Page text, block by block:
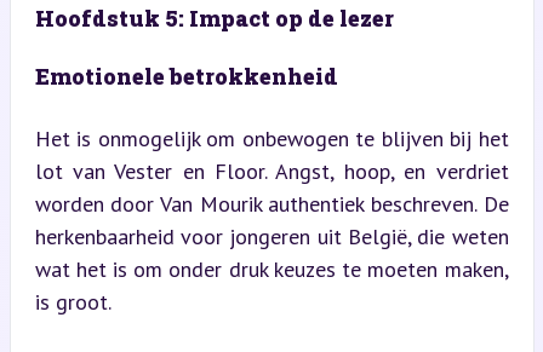
Hoofdstuk 5: Impact op de lezer
Emotionele betrokkenheid
Het is onmogelijk om onbewogen te blijven bij het
lot van Vester en Floor. Angst, hoop, en verdriet
worden door Van Mourik authentiek beschreven. De
herkenbaarheid voor jongeren uit België, die weten
wat het is om onder druk keuzes te moeten maken,
is groot.